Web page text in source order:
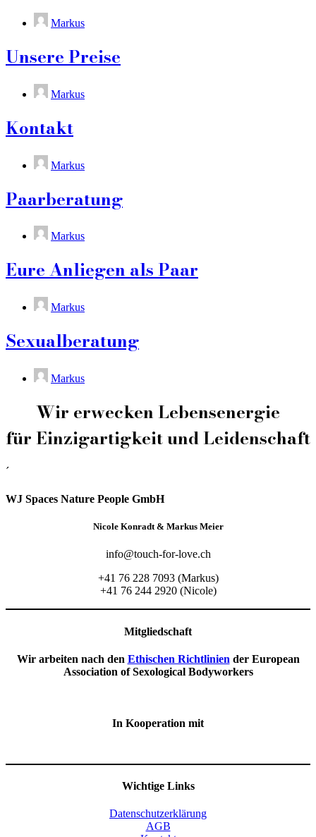
Markus
Unsere Preise
Markus
Kontakt
Markus
Paarberatung
Markus
Eure Anliegen als Paar
Markus
Sexualberatung
Markus
Wir erwecken Lebensenergie
für Einzigartigkeit und Leidenschaft
´
WJ Spaces Nature People GmbH
Nicole Konradt & Markus Meier
info@touch-for-love.ch
+41 76 228 7093 (Markus)
+41 76 244 2920 (Nicole)
Mitgliedschaft
Wir arbeiten nach den Ethischen Richtlinien der European
Association of Sexological Bodyworkers
In Kooperation mit
Wichtige Links
Datenschutzerklärung
AGB